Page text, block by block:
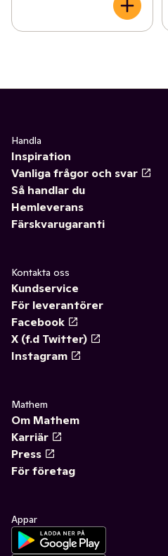
Handla
Inspiration
Vanliga frågor och svar
Så handlar du
Hemleverans
Färskvarugaranti
Kontakta oss
Kundservice
För leverantörer
Facebook
X (f.d Twitter)
Instagram
Mathem
Om Mathem
Karriär
Press
För företag
Appar